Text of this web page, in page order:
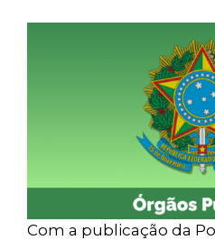
Com a publicação da